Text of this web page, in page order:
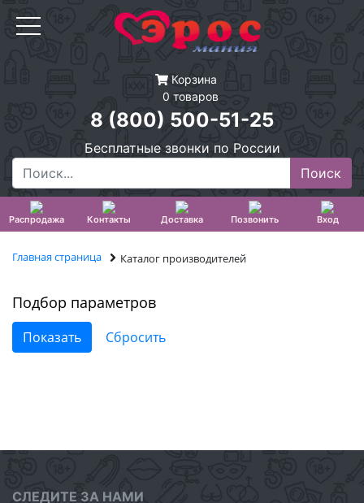
Корзина
0 товаров
8 (800) 500-51-25
Бесплатные звонки по России
Распродажа Контакты Доставка Позвонить Вход
Главная страница Каталог производителей
Подбор параметров
СЛЕДИТЕ ЗА НАМИ